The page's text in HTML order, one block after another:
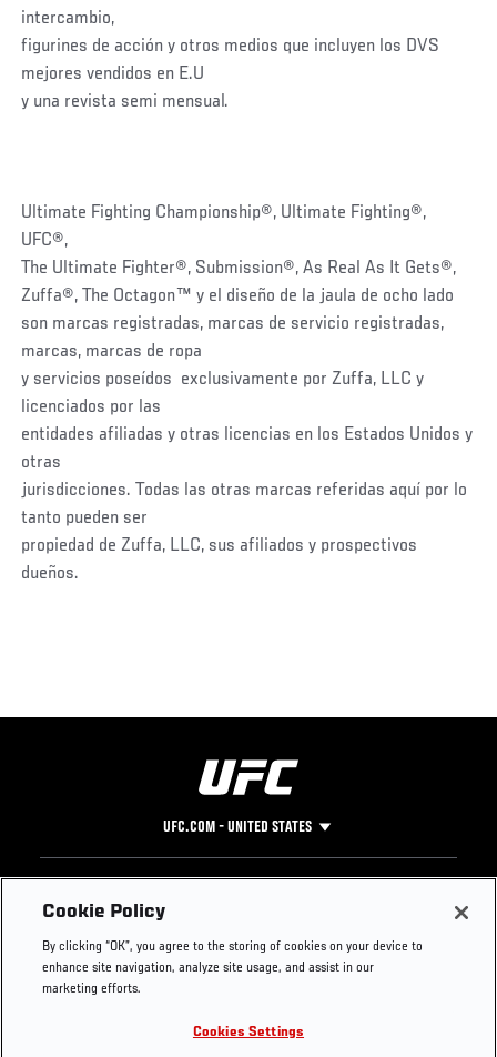
intercambio,
figurines de acción y otros medios que incluyen los DVS
mejores vendidos en E.U
y una revista semi mensual.
Ultimate Fighting Championship®, Ultimate Fighting®,
UFC®,
The Ultimate Fighter®, Submission®, As Real As It Gets®,
Zuffa®, The Octagon™ y el diseño de la jaula de ocho lado
son marcas registradas, marcas de servicio registradas,
marcas, marcas de ropa
y servicios poseídos exclusivamente por Zuffa, LLC y
licenciados por las
entidades afiliadas y otras licencias en los Estados Unidos y
otras
jurisdicciones. Todas las otras marcas referidas aquí por lo
tanto pueden ser
propiedad de Zuffa, LLC, sus afiliados y prospectivos
dueños.
UFC.COM - UNITED STATES
Footer
UFC
UFC Foundation
UFC Careers
Instagram
YouTube
Press
Cookie Policy
By clicking “OK”, you agree to the storing of cookies on your device to
enhance site navigation, analyze site usage, and assist in our
marketing efforts.
Cookies Settings